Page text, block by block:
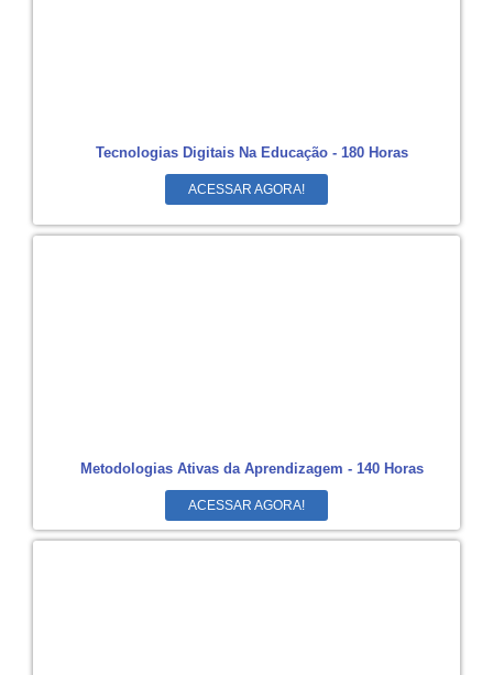
Tecnologias Digitais Na Educação - 180 Horas
ACESSAR AGORA!
Metodologias Ativas da Aprendizagem - 140 Horas
ACESSAR AGORA!